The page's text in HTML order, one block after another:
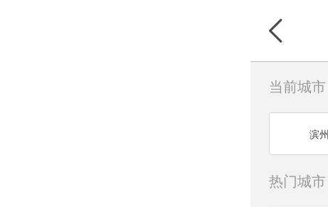
当前城市
滨州
热门城市